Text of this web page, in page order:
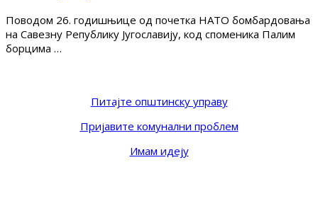
Поводом 26. годишњице од почетка НАТО бомбардовања
на Савезну Републику Југославију, код споменика Палим
борцима …
Питајте општинску управу
Пријавите комунални проблем
Имам идеју